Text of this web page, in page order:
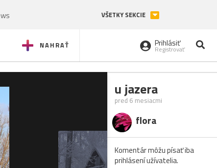
VŠETKY SEKCIE
NAHRAŤ Prihlásiť
Registrovať
u jazera
pred 6 mesiacmi
flora
Komentár môžu písať iba
prihlásení užívatelia.